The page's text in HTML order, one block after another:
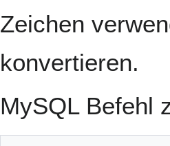
Zeichen
konvertieren.
MySQL Befehl